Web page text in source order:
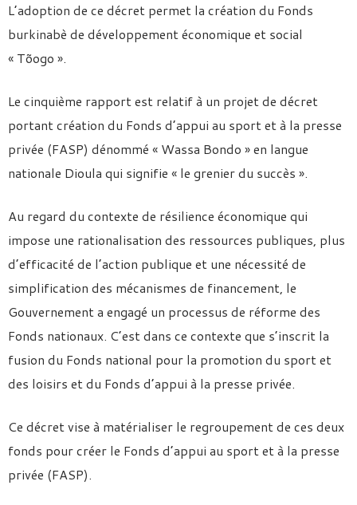
L’adoption de ce décret permet la création du Fonds
burkinabè de développement économique et social
« Tõogo ».
Le cinquième rapport est relatif à un projet de décret
portant création du Fonds d’appui au sport et à la presse
privée (FASP) dénommé « Wassa Bondo » en langue
nationale Dioula qui signifie « le grenier du succès ».
Au regard du contexte de résilience économique qui
impose une rationalisation des ressources publiques, plus
d’efficacité de l’action publique et une nécessité de
simplification des mécanismes de financement, le
Gouvernement a engagé un processus de réforme des
Fonds nationaux. C’est dans ce contexte que s’inscrit la
fusion du Fonds national pour la promotion du sport et
des loisirs et du Fonds d’appui à la presse privée.
Ce décret vise à matérialiser le regroupement de ces deux
fonds pour créer le Fonds d’appui au sport et à la presse
privée (FASP).